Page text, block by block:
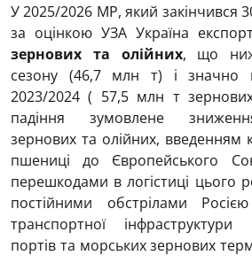
У 2025/2026 МР, який закінчився
за оцінкою УЗА Україна
зернових та олійних, що
сезону (46,7 млн т) і значно
2023/2024 ( 57,5 млн т
падіння зумовлене
зернових та олійних, введенням
пшениці до Європейського
перешкодами в логістиці цього
постійними обстрілами
транспортної
портів та морських зернових